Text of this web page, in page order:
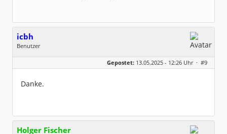
icbh
Benutzer
Geschlecht:
keine Angabe
Dabei seit:
05 / 2020
Gepostet: 13.05.2025 - 12:26 Uhr · #9
Danke.
Holger Fischer